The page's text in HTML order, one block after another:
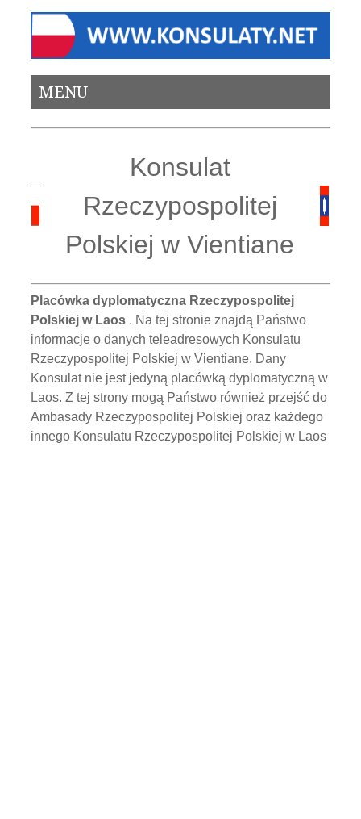
MENU
Konsulat
Rzeczypospolitej
Polskiej w Vientiane
Placówka dyplomatyczna Rzeczypospolitej
Polskiej w Laos . Na tej stronie znajdą Państwo
informacje o danych teleadresowych Konsulatu
Rzeczypospolitej Polskiej w Vientiane. Dany
Konsulat nie jest jedyną placówką dyplomatyczną w
Laos. Z tej strony mogą Państwo również przejść do
Ambasady Rzeczypospolitej Polskiej oraz każdego
innego Konsulatu Rzeczypospolitej Polskiej w Laos